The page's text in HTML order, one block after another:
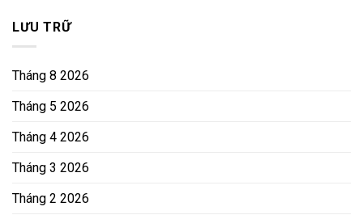
LƯU TRỮ
Tháng 8 2026
Tháng 5 2026
Tháng 4 2026
Tháng 3 2026
Tháng 2 2026